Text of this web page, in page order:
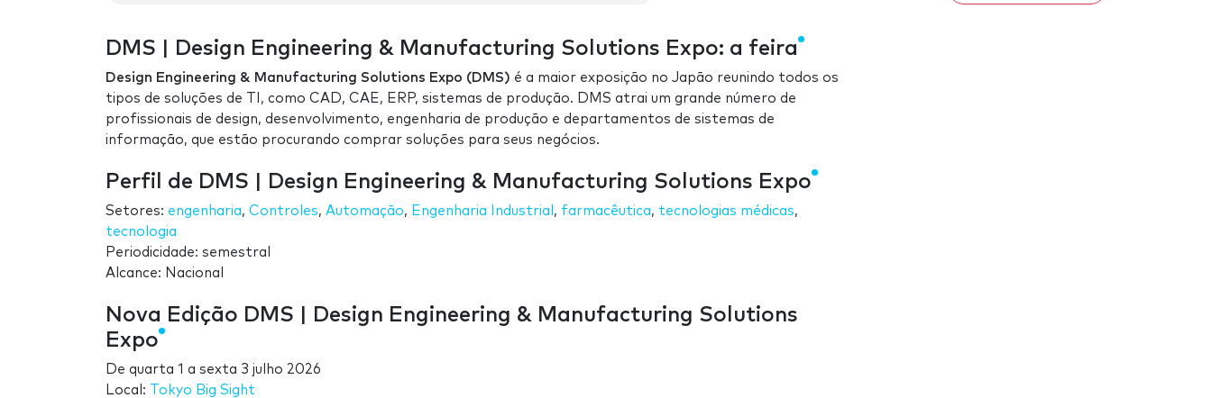
DMS | Design Engineering & Manufacturing Solutions Expo: a feira
Design Engineering & Manufacturing Solutions Expo (DMS) é a maior exposição no Japão reunindo todos os
tipos de soluções de TI, como CAD, CAE, ERP, sistemas de produção. DMS atrai um grande número de
profissionais de design, desenvolvimento, engenharia de produção e departamentos de sistemas de
informação, que estão procurando comprar soluções para seus negócios.
Perfil de DMS | Design Engineering & Manufacturing Solutions Expo
Setores: engenharia, Controles, Automação, Engenharia Industrial , farmacêutica, tecnologias médicas,
tecnologia
Periodicidade: semestral
Alcance: Nacional
Nova Edição DMS | Design Engineering & Manufacturing Solutions
Expo
De quarta 1 a sexta 3 julho 2026
Local: Tokyo Big Sight